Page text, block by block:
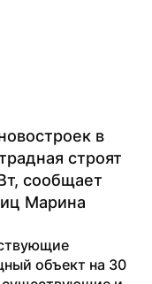
в
строят
сообщает
Марина
объект на 30